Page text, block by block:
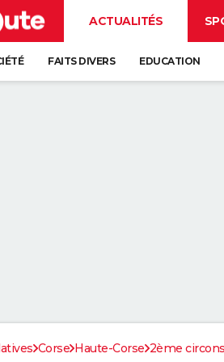
ACTUALITÉS
FAITS DIVERS EDUCATION
Corse Haute-Corse 2ème